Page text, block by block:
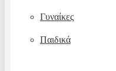
Γυναίκες
Παιδικά